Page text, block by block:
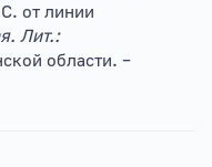
от линии
Лит.:
области. –